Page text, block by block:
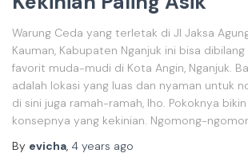
Warung Ceda yang terletak di Jl Jaksa
Kauman, Kabupaten Nganjuk ini bisa
favorit muda-mudi di Kota Angin, Nganjuk.
adalah lokasi yang luas dan nyaman untuk
di sini juga ramah-ramah, lho. Pokoknya
konsepnya yang kekinian. Ngomong-
By evicha, 4 years ago